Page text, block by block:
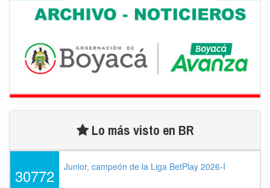
Lo más visto en BR
30772 Junior, campeón de la Liga BetPlay 2026-I